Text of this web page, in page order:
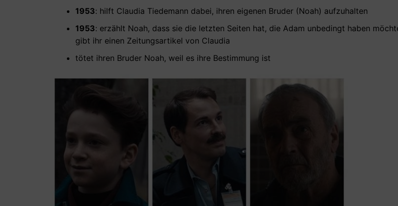
1953: hilft Claudia Tiedemann dabei, ihren eigenen Bruder (Noah) aufzuhalten
1953: erzählt Noah, dass sie die letzten Seiten hat, die Adam unbedingt haben
gibt ihr einen Zeitungsartikel von Claudia
tötet ihren Bruder Noah, weil es ihre Bestimmung ist